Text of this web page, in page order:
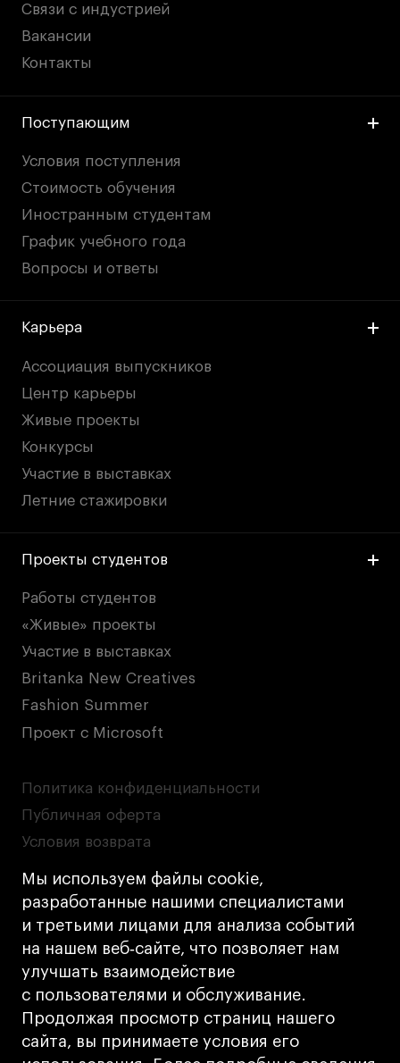
Мы используем файлы cookie,
разработанные нашими специалистами
и третьими лицами для анализа событий
на нашем веб‑сайте, что позволяет нам
улучшать взаимодействие
с пользователями и обслуживание.
Продолжая просмотр страниц нашего
сайта, вы принимаете условия его
Связи с индустрией
Вакансии
Контакты
Поступающим
Условия поступления
Стоимость обучения
Иностранным студентам
График учебного года
Вопросы и ответы
Карьера
Ассоциация выпускников
Центр карьеры
Живые проекты
Конкурсы
Участие в выставках
Летние стажировки
Проекты студентов
Работы студентов
«Живые» проекты
Участие в выставках
Britanka New Creatives
Fashion Summer
Проект с Microsoft
Политика конфиденциальности
Публичная оферта
Условия возврата
Кредит на образование с господдержкой
Лицензия на осуществление образовательной
деятельности АНО ВО «Универсальный
Университет»
Карта сайта
Дизайн
Разработка